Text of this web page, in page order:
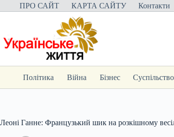
Перейти
до
ПРО САЙТ КАРТА САЙТУ Контакти
Політика Війна Бізнес Суспільство
Леоні Ганне: Французький шик на розкішному